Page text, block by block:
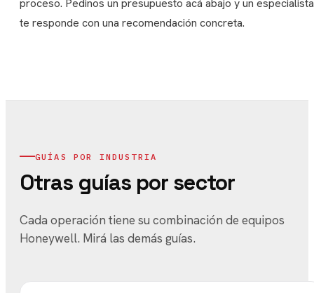
proceso. Pedinos un presupuesto acá abajo y un especialista
te responde con una recomendación concreta.
GUÍAS POR INDUSTRIA
Otras guías por sector
Cada operación tiene su combinación de equipos
Honeywell. Mirá las demás guías.